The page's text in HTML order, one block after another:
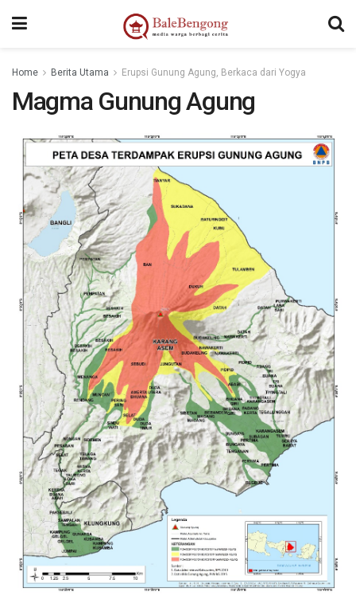
Home Berita Utama Erupsi Gunung Agung, Berkaca dari Yogya
Magma Gunung Agung